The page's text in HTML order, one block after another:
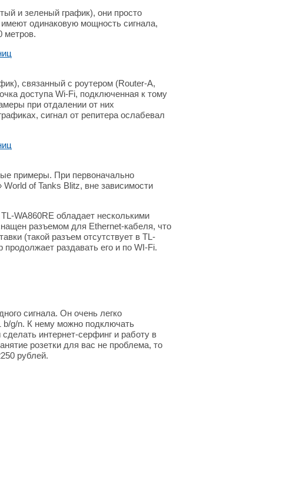
и зеленый график), они просто
одинаковую мощность сигнала,
метров.
связанный с роутером (Router-A,
доступа Wi-Fi, подключенная к тому
при отдалении от них
сигнал от репитера ослабевал
примеры. При первоначально
of Tanks Blitz, вне зависимости
WA860RE обладает несколькими
разъемом для Ethernet-кабеля, что
(такой разъем отсутствует в TL-
раздавать его и по WI-Fi.
сигнала. Он очень легко
b/g/n. К нему можно подключать
интернет-серфинг и работу в
розетки для вас не проблема, то
рублей.